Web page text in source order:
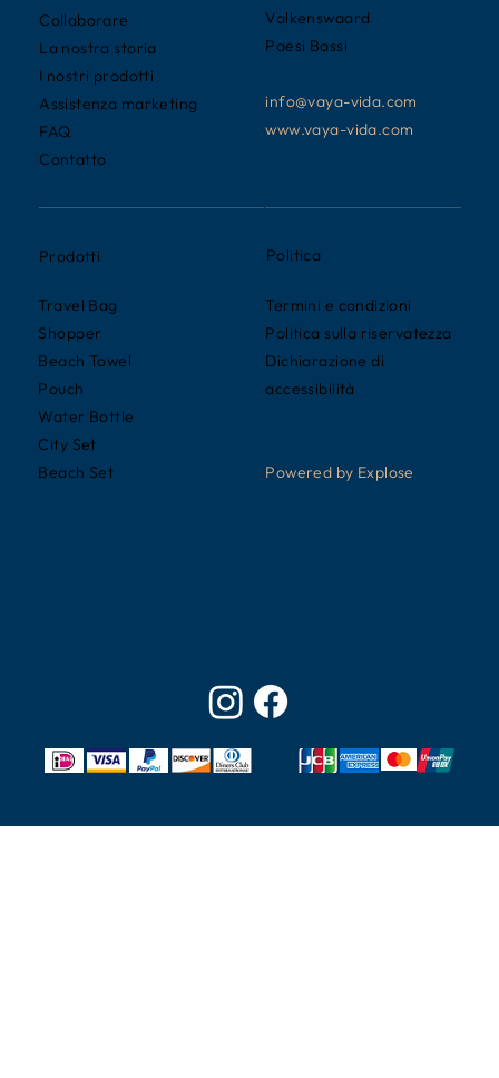
Valkenswaard
Paesi Bassi
info@vaya-vida.com
www.vaya-vida.com
Collaborare
La nostra storia
I nostri prodotti
Assistenza marketing
FAQ
Contatto
Prodotti
Travel Bag
Shopper
Beach Towel
Pouch
Water Bottle
City Set
Beach Set
Politica
Termini e condizioni
Politica sulla riservatezza
Dichiarazione di
accessibilità
Powered by Explose